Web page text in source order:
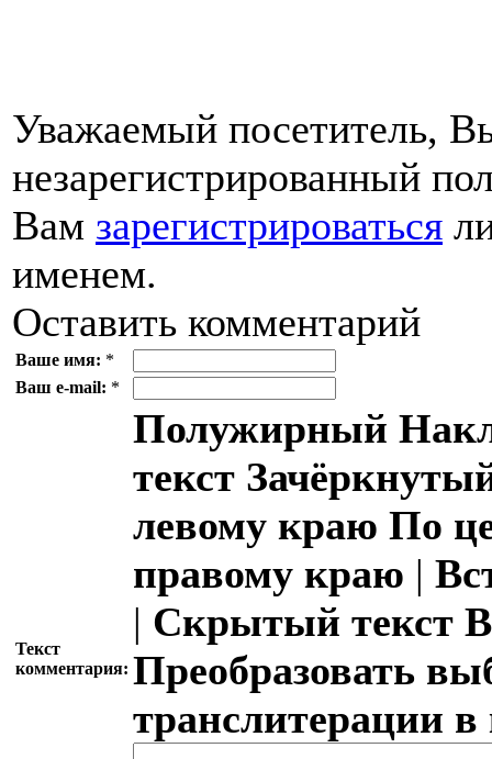
Уважаемый посетитель,
незарегистрированный
Вам зарегистрироваться
именем.
Оставить комментарий
Ваше имя: *
Ваш e-mail: *
Текст
комментария:
Полужирный
текст
левому краю По
правому краю |
| Скрытый текст
Преобразовать
транслитерации